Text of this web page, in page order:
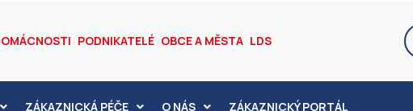
PODNIKATELÉ OBCE A MĚSTA LDS
ZÁKAZNICKÁ PÉČE O NÁS ZÁKAZNICKÝ PORTÁL